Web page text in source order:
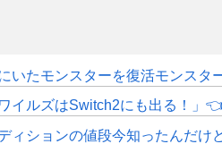
いたモンスターを復活モンスタ
イルズはSwitch2にも出る！」
ィションの値段今知ったんだけ